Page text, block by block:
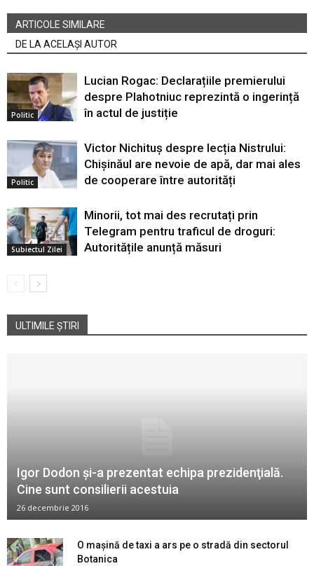
ARTICOLE SIMILARE
DE LA ACELAȘI AUTOR
Politic
Lucian Rogac: Declarațiile premierului
despre Plahotniuc reprezintă o ingerință
în actul de justiție
Politic
Victor Nichituș despre lecția Nistrului:
Chișinăul are nevoie de apă, dar mai ales
de cooperare între autorități
Subiectul Zilei
Minorii, tot mai des recrutați prin
Telegram pentru traficul de droguri:
Autoritățile anunță măsuri
ULTIMILE ȘTIRI
Igor Dodon şi-a prezentat echipa prezidenţială.
Cine sunt consilierii acestuia
26 decembrie 2016
O mașină de taxi a ars pe o stradă din sectorul
Botanica